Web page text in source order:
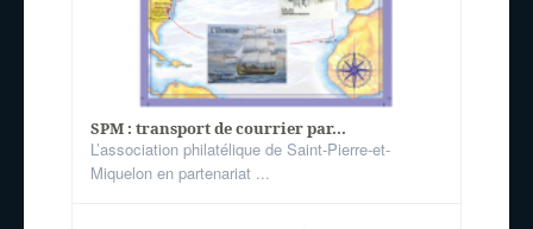
SPM : transport de courrier par...
L’association philatélique de Saint-Pierre-et-
Miquelon en partenariat ...